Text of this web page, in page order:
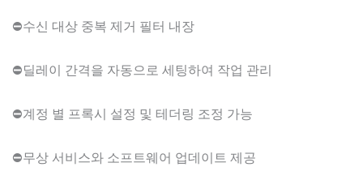
⛔수신 대상 중복 제거 필터 내장
⛔딜레이 간격을 자동으로 세팅하여 작업 관리
⛔계정 별 프록시 설정 및 테더링 조정 가능
⛔무상 서비스와 소프트웨어 업데이트 제공